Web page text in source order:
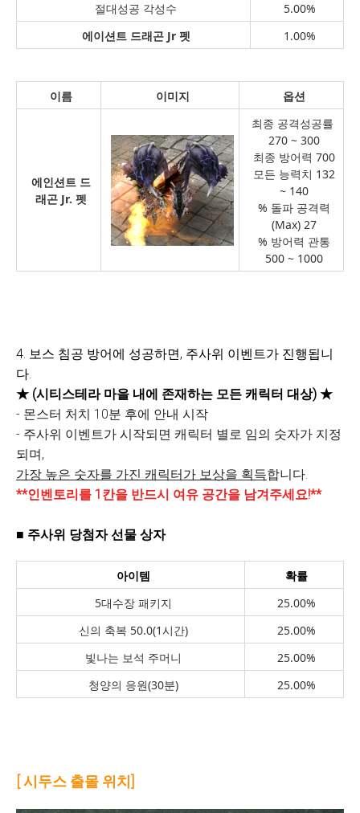
절대성공 각성수
5.00%
에이션트 드래곤 Jr 펫
1.00%
이름 이미지 옵션
에인션트 드
래곤 Jr. 펫
최종 공격성공률
270 ~ 300
최종 방어력 700
모든 능력치 132
~ 140
% 돌파 공격력
(Max) 27
% 방어력 관통
500 ~ 1000
4. 보스 침공 방어에 성공하면, 주사위 이벤트가 진행됩니
다.
★ (시티스테라 마을 내에 존재하는 모든 캐릭터 대상) ★
- 몬스터 처치 10분 후에 안내 시작
- 주사위 이벤트가 시작되면 캐릭터 별로 임의 숫자가 지정
되며,
가장 높은 숫자를 가진 캐릭터가 보상을 획득합니다.
**인벤토리를 1칸을 반드시 여유 공간을 남겨주세요!**
■ 주사위 당첨자 선물 상자
아이템
확률
5대수장 패키지
25.00%
신의 축복 50.0(1시간)
25.00%
빛나는 보석 주머니
25.00%
청양의 응원(30분)
25.00%
[ 시두스 출몰 위치]